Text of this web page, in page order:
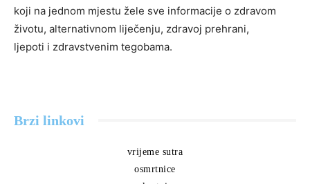
koji na jednom mjestu žele sve informacije o zdravom
životu, alternativnom liječenju, zdravoj prehrani,
ljepoti i zdravstvenim tegobama.
Brzi linkovi
vrijeme sutra
osmrtnice